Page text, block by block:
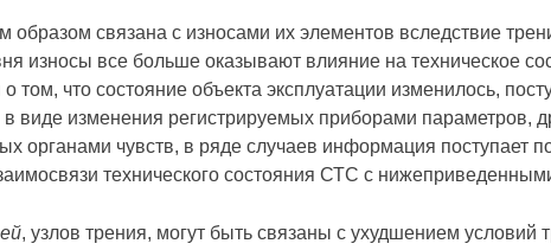
образом связана с износами их элементов вследствие
износы все больше оказывают влияние на техническое
что состояние объекта эксплуатации изменилось,
виде изменения регистрируемых приборами параметров,
органами чувств, в ряде случаев информация поступает
технического состояния СТС с
, узлов трения, могут быть связаны с ухудшением условий